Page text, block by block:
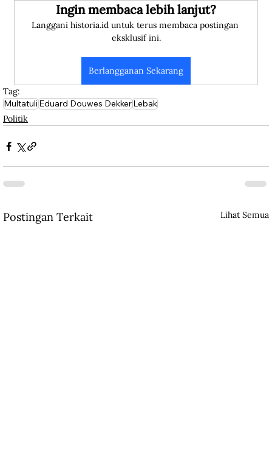
Ingin membaca lebih lanjut?
Langgani historia.id untuk terus membaca postingan
eksklusif ini.
Berlangganan Sekarang
Tag:
MultatuliEduard Douwes DekkerLebak
Politik
Postingan Terkait Lihat Semua